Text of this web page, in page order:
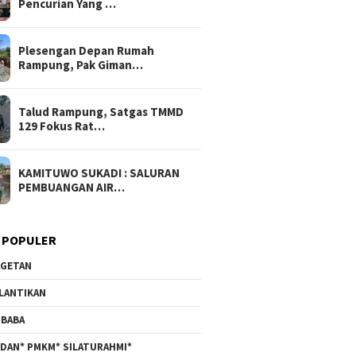
Pencurian Yang …
Plesengan Depan Rumah
Rampung, Pak Giman…
Talud Rampung, Satgas TMMD
129 Fokus Rat…
KAMITUWO SUKADI : SALURAN
PEMBUANGAN AIR…
PMKM* SILATURAHMI*